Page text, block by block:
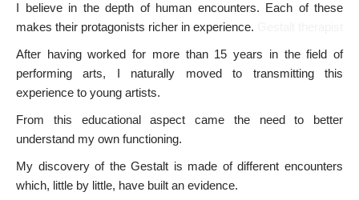
I believe in the depth of human encounters. Each of these
makes their protagonists richer in experience.
After having worked for more than 15 years in the field of
performing arts, I naturally moved to transmitting this
experience to young artists.
From this educational aspect came the need to better
understand my own functioning.
My discovery of the Gestalt is made of different encounters
which, little by little, have built an evidence.